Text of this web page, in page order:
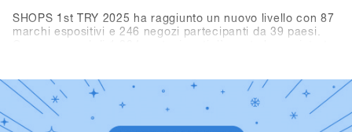
SHOPS 1st TRY 2025 ha raggiunto un nuovo livello con 87
marchi espositivi e 246 negozi partecipanti da 39 paesi.
noleggi demo. In sintesi, Hochfügen come nuova location
ha offerto le condizioni ideali per il più grande evento B2B
mondiale dell’industria dello snowboard.Rivivi i momenti
migliori: scorri tra i highlights e le foto top del 2025 e dai